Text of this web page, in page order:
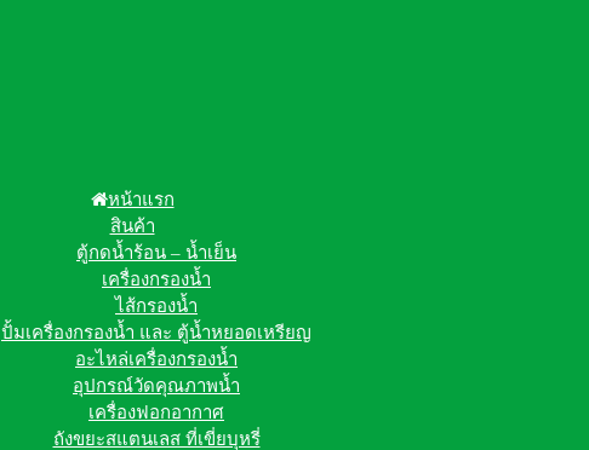
หน้าแรก
สินค้า
ตู้กดน้ำร้อน – น้ำเย็น
เครื่องกรองน้ำ
ไส้กรองน้ำ
ปั้มเครื่องกรองน้ำ และ ตู้น้ำหยอดเหรียญ
อะไหล่เครื่องกรองน้ำ
อุปกรณ์วัดคุณภาพน้ำ
เครื่องฟอกอากาศ
ถังขยะสแตนเลส ที่เขี่ยบุหรี่